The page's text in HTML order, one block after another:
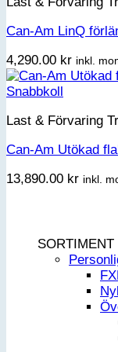
Can-Am LinQ
4,290.00 kr inkl.
Snabbkoll
Last & Förvaring
Can-Am Utökad
13,890.00 kr inkl.
SORTIMENT